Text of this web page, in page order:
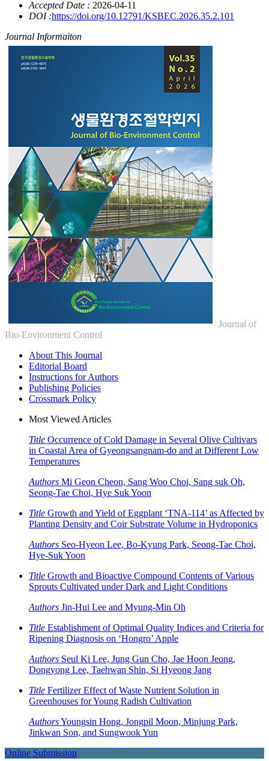
Accepted Date : 2026-04-11
DOI :https://doi.org/10.12791/KSBEC.2026.35.2.101
Journal Informaiton
Journal of
Bio-Environment Control
About This Journal
Editorial Board
Instructions for Authors
Publishing Policies
Crossmark Policy
Most Viewed Articles
Title Occurrence of Cold Damage in Several Olive Cultivars
in Coastal Area of Gyeongsangnam-do and at Different Low
Temperatures
Authors Mi Geon Cheon, Sang Woo Choi, Sang suk Oh,
Seong-Tae Choi, Hye Suk Yoon
Title Growth and Yield of Eggplant ‘TNA-114’ as Affected by
Planting Density and Coir Substrate Volume in Hydroponics
Authors Seo-Hyeon Lee, Bo-Kyung Park, Seong-Tae Choi,
Hye-Suk Yoon
Title Growth and Bioactive Compound Contents of Various
Sprouts Cultivated under Dark and Light Conditions
Authors Jin-Hui Lee and Myung-Min Oh
Title Establishment of Optimal Quality Indices and Criteria for
Ripening Diagnosis on ‘Hongro’ Apple
Authors Seul Ki Lee, Jung Gun Cho, Jae Hoon Jeong,
Dongyong Lee, Taehwan Shin, Si Hyeong Jang
Title Fertilizer Effect of Waste Nutrient Solution in
Greenhouses for Young Radish Cultivation
AuthorsYoungsin Hong, Jongpil Moon, Minjung Park,
Jinkwan Son, and Sungwook Yun
Online Submission